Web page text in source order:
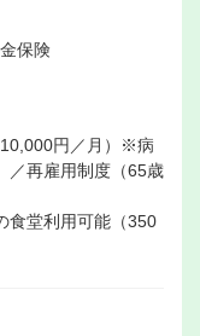
保険
円／月）※病
／再雇用制度（65歳
食堂利用可能（350